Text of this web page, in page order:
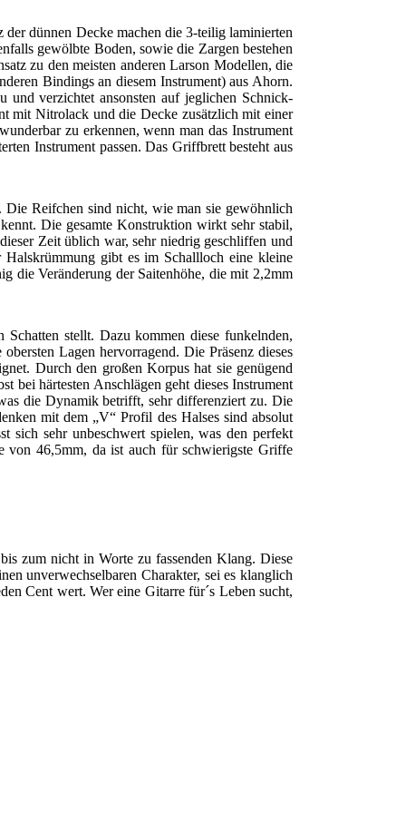
dünnen Decke machen die 3-teilig laminierten
gewölbte Boden, sowie die Zargen bestehen
zu den meisten anderen Larson Modellen, die
Bindings an diesem Instrument) aus Ahorn.
und verzichtet ansonsten auf jeglichen Schnick-
mit Nitrolack und die Decke zusätzlich mit einer
zu erkennen, wenn man das Instrument
Instrument passen. Das Griffbrett besteht aus
Die Reifchen sind nicht, wie man sie gewöhnlich
Die gesamte Konstruktion wirkt sehr stabil,
Zeit üblich war, sehr niedrig geschliffen und
gibt es im Schallloch eine kleine
die Veränderung der Saitenhöhe, die mit 2,2mm
stellt. Dazu kommen diese funkelnden,
Lagen hervorragend. Die Präsenz dieses
Durch den großen Korpus hat sie genügend
bei härtesten Anschlägen geht dieses Instrument
die Dynamik betrifft, sehr differenziert zu. Die
mit dem „V“ Profil des Halses sind absolut
sich sehr unbeschwert spielen, was den perfekt
von 46,5mm, da ist auch für schwierigste Griffe
zum nicht in Worte zu fassenden Klang. Diese
unverwechselbaren Charakter, sei es klanglich
Cent wert. Wer eine Gitarre für´s Leben sucht,